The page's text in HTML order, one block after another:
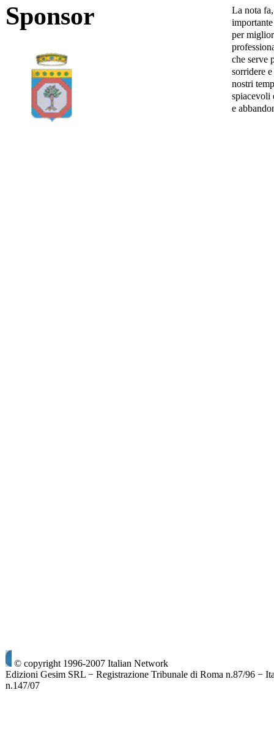
Sponsor
La nota
per
che serve
sorridere
nostri
spiacevoli
e
© copyright 1996-2007 Italian Network
Edizioni Gesim SRL − Registrazione Tribunale di Roma n.87/96 −
n.147/07